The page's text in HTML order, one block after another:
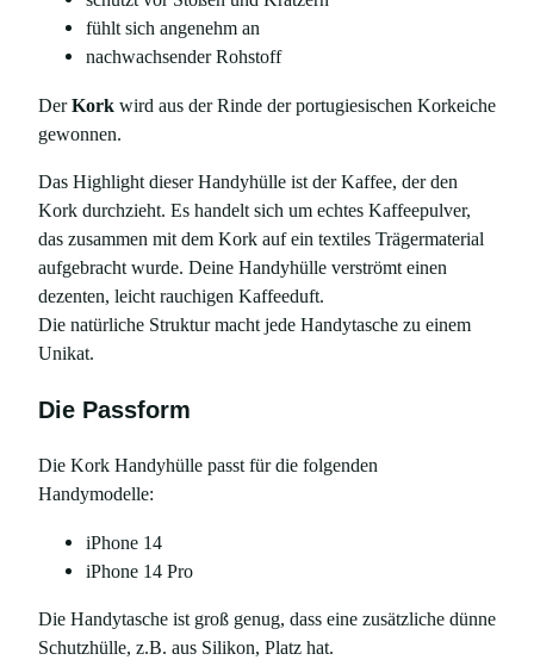
e
e
n
m
u
s
t
e
ü
r
o
n
fühlt sich angenehm an
nachwachsender Rohstoff
DerKork wird aus der Rinde der portugiesischen Korkeiche
gewonnen.
Das Highlight dieser Handyhülle ist der Kaffee, der den
Kork durchzieht. Es handelt sich um echtes Kaffeepulver,
das zusammen mit dem Kork auf ein textiles Trägermaterial
aufgebracht wurde. Deine Handyhülle verströmt einen
dezenten, leicht rauchigen Kaffeeduft.
Die natürliche Struktur macht jede Handytasche zu einem
Unikat.
Die Passform
Die Kork Handyhülle passt für die folgenden
Handymodelle:
iPhone 14
iPhone 14 Pro
Die Handytasche ist groß genug, dass eine zusätzliche dünne
Schutzhülle, z.B. aus Silikon, Platz hat.